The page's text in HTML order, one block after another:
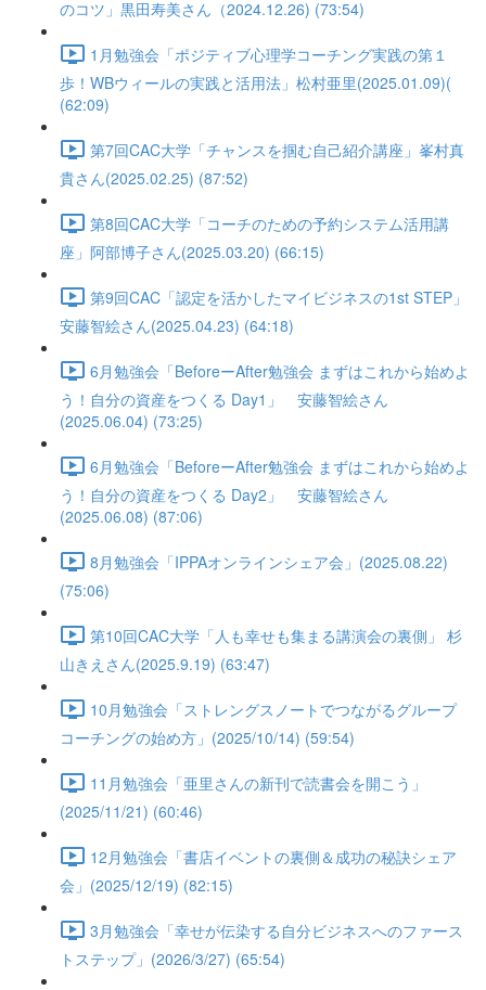
のコツ」黒田寿美さん（2024.12.26) (73:54)
1月勉強会「ポジティブ心理学コーチング実践の第１
歩！WBウィールの実践と活用法」松村亜里(2025.01.09)(
(62:09)
第7回CAC大学「チャンスを掴む自己紹介講座」峯村真
貴さん(2025.02.25) (87:52)
第8回CAC大学「コーチのための予約システム活用講
座」阿部博子さん(2025.03.20) (66:15)
第9回CAC「認定を活かしたマイビジネスの1st STEP」
安藤智絵さん(2025.04.23) (64:18)
6月勉強会「BeforeーAfter勉強会 まずはこれから始めよ
う！自分の資産をつくる Day1」 安藤智絵さん
(2025.06.04) (73:25)
6月勉強会「BeforeーAfter勉強会 まずはこれから始めよ
う！自分の資産をつくる Day2」 安藤智絵さん
(2025.06.08) (87:06)
8月勉強会「IPPAオンラインシェア会」(2025.08.22)
(75:06)
第10回CAC大学「人も幸せも集まる講演会の裏側」 杉
山きえさん(2025.9.19) (63:47)
10月勉強会「ストレングスノートでつながるグループ
コーチングの始め方」(2025/10/14) (59:54)
11月勉強会「亜里さんの新刊で読書会を開こう」
(2025/11/21) (60:46)
12月勉強会「書店イベントの裏側＆成功の秘訣シェア
会」(2025/12/19) (82:15)
3月勉強会「幸せが伝染する自分ビジネスへのファース
トステップ」(2026/3/27) (65:54)